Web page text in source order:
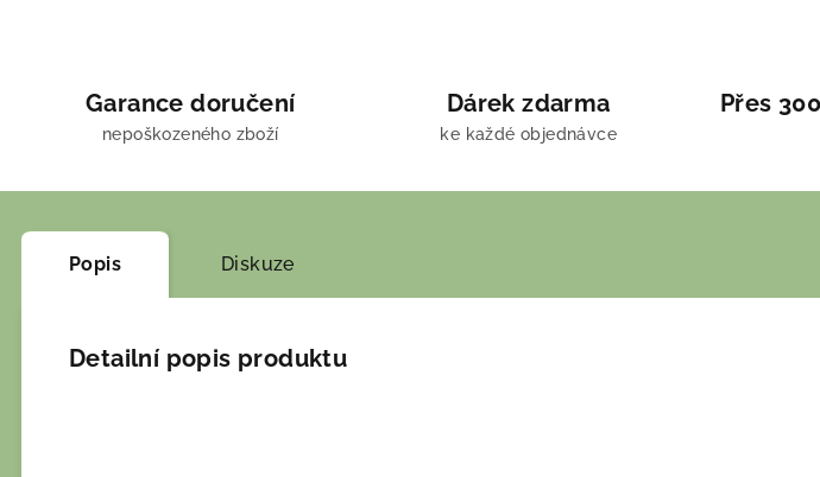
Garance doručení
nepoškozeného zboží
Dárek zdarma
ke každé objednávce
Přes
Popis Diskuze
Detailní popis produktu